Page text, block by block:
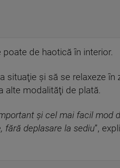
de haotică în interior.
şi să se relaxeze în
alte modalităţi de plată.
şi cel mai facil mod
fără deplasare la sediu”,